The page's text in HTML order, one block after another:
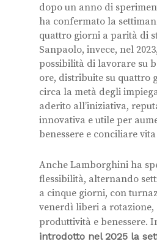
dopo un anno di
ha confermato la
quattro giorni a parità di
Sanpaolo, invece, nel
possibilità di lavorare su
ore, distribuite su quattro
circa la metà degli
aderito all’iniziativa,
innovativa e utile per
benessere e conciliare
Anche Lamborghini ha
flessibilità, alternando
a cinque giorni, con
venerdì liberi a
produttività e benessere.
introdotto nel 2025 la